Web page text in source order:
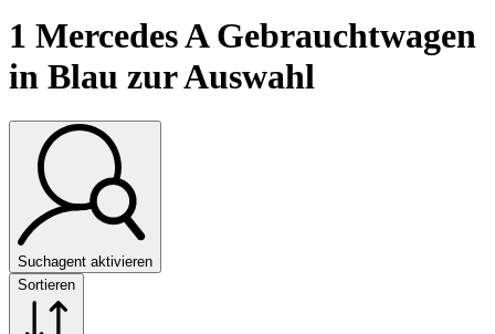
1 Mercedes A Gebrauchtwagen
in Blau zur Auswahl
Suchagent aktivieren
Sortieren